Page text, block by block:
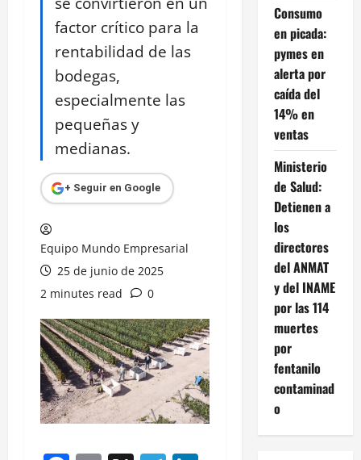
factor crítico para la
rentabilidad de las
bodegas,
especialmente las
pequeñas y
medianas.
+ Seguir en Google
Equipo Mundo Empresarial
25 de junio de 2025
2 minutes read
0
Consumo
en picada:
pymes en
alerta por
caída del
14% en
ventas
Ministerio
de Salud:
Detienen a
los
directores
del ANMAT
y del INAME
por las 114
muertes
por
fentanilo
contaminad
o